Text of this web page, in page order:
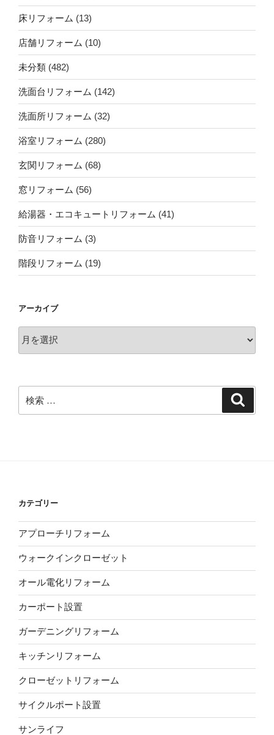
床リフォーム (13)
店舗リフォーム (10)
未分類 (482)
洗面台リフォーム (142)
洗面所リフォーム (32)
浴室リフォーム (280)
玄関リフォーム (68)
窓リフォーム (56)
給湯器・エコキュートリフォーム (41)
防音リフォーム (3)
階段リフォーム (19)
アーカイブ
ー
索:
カテゴリー
アプローチリフォーム
ウォークインクローゼット
オール電化リフォーム
カーポート設置
ガーデニングリフォーム
キッチンリフォーム
クローゼットリフォーム
サイクルポート設置
サンライフ